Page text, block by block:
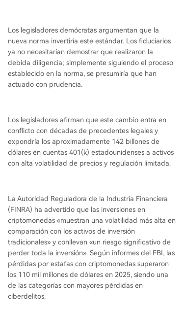
Los legisladores demócratas argumentan que la
nueva norma invertiría este estándar. Los fiduciarios
ya no necesitarían demostrar que realizaron la
debida diligencia; simplemente siguiendo el proceso
establecido en la norma, se presumiría que han
actuado con prudencia.
Los legisladores afirman que este cambio entra en
conflicto con décadas de precedentes legales y
expondría los aproximadamente 142 billones de
dólares en cuentas 401(k) estadounidenses a activos
con alta volatilidad de precios y regulación limitada.
La Autoridad Reguladora de la Industria Financiera
(FINRA) ha advertido que las inversiones en
criptomonedas «muestran una volatilidad más alta en
comparación con los activos de inversión
tradicionales» y conllevan «un riesgo significativo de
perder toda la inversión». Según informes del FBI, las
pérdidas por estafas con criptomonedas superaron
los 110 mil millones de dólares en 2025, siendo una
de las categorías con mayores pérdidas en
ciberdelitos.